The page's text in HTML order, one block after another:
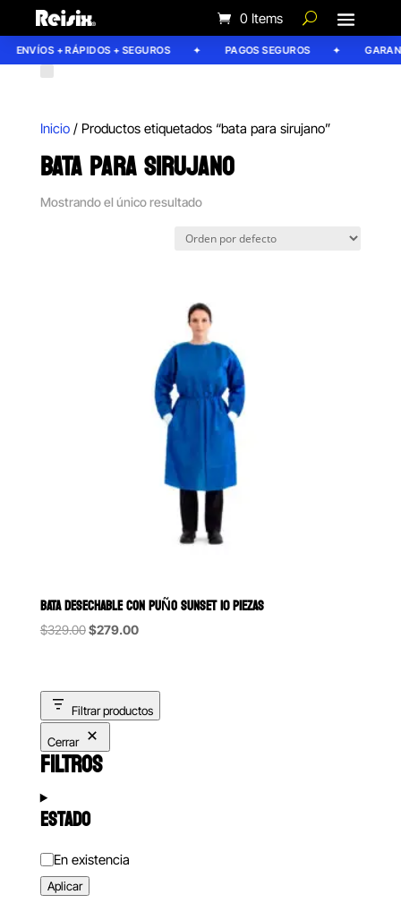
0 Items
ENVÍOS + RÁPIDOS + SEGUROS PAGOS SEGUROS
Inicio/ Productos etiquetados “bata para sirujano”
BATA PARA SIRUJANO
Mostrando el único resultado
BATA DESECHABLE CON PUÑO SUNSET 10 PIEZAS
$329.00Original
$329.00.
$279.00Current
$279.00.
Filtrar productos
Cerrar
FILTROS
ESTADO
Estado
En existencia
Aplicar